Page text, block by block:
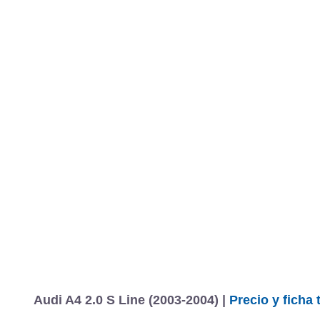
Audi A4 2.0 S Line (2003-2004) | Precio y ficha